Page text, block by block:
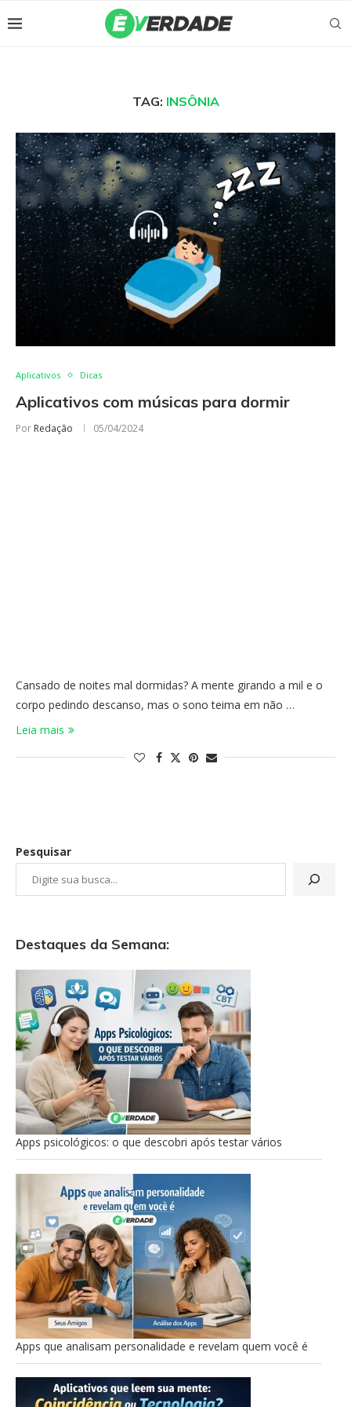
TAG: INSÔNIA
Aplicativos Dicas
Aplicativos com músicas para dormir
Por Redação 05/04/2024
Cansado de noites mal dormidas? A mente girando a mil e o
corpo pedindo descanso, mas o sono teima em não …
Leia mais
Pesquisar
Destaques da Semana:
Apps psicológicos: o que descobri após testar vários
Apps que analisam personalidade e revelam quem você é